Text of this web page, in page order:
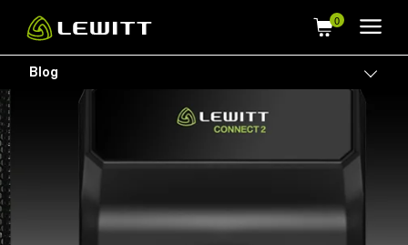
main
content
Blog